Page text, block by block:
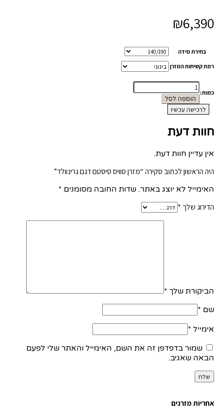
₪6,390
בחירת מידה
רמת קשיחות המזרן
כמות:
כמות
של
מזרן
סוויס
סיסטם
דגם
הוספה לסל
לרכישה עכשיו
אחריות מזרנים
חוות דעת
אין עדיין חוות דעת.
היה הראשון לכתוב סקירה “מזרן סוויס סיסטם דגם גרינוולד”
האימייל לא יוצג באתר. שדות החובה מסומנים *
הדירוג שלך *
הביקורת שלך *
שם *
אימייל *
שמור בדפדפן זה את השם, האימייל והאתר שלי לפעם
הבאה שאגיב.